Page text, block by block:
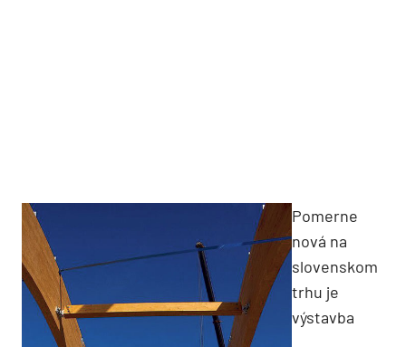
Pomerne
nová na
slovenskom
trhu je
výstavba